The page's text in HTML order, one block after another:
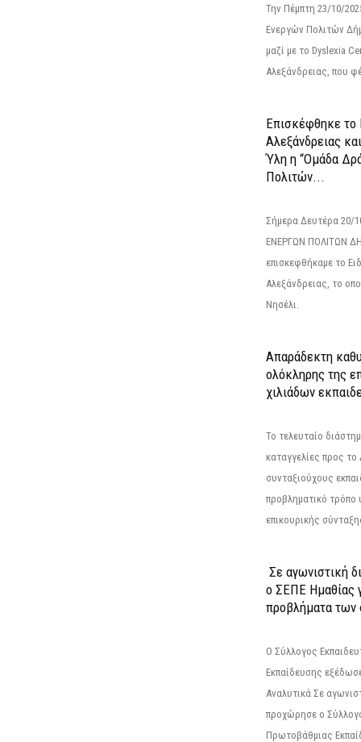
Την Πέμπτη 23/10/
Ενεργών Πολιτών
μαζί με το Dyslexia
Αλεξάνδρειας, που
Επισκέφθηκε το
Αλεξάνδρειας
Ύλη η “Ομάδα
Πολιτών...
Σήμερα Δευτέρα
ΕΝΕΡΓΩΝ ΠΟΛΙΤΩΝ
επισκεφθήκαμε το
Αλεξάνδρειας, το
Νησέλι.
Απαράδεκτη
ολόκληρης της
χιλιάδων
Το τελευταίο
καταγγελίες προς
συνταξιούχους
προβληματικό τρόπο
επικουρικής
Σε αγωνιστική
ο ΣΕΠΕ Ημαθίας
προβλήματα των
Ο Σύλλογος
Εκπαίδευσης
Αναλυτικά Σε
προχώρησε ο
Πρωτοβάθμιας